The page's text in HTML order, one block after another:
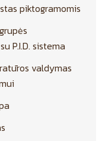
piktogramomis
P.I.D. sistema
valdymas